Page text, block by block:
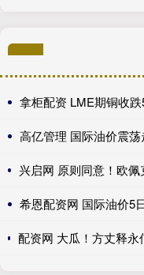
拿柜配资 LME期铜收
高亿管理 国际油价震荡
希恩配资网 国际油价5